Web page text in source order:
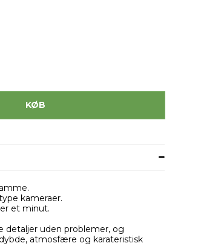
KØB
kameraer.
et minut.
detaljer uden problemer, og
atmosfære og karateristisk